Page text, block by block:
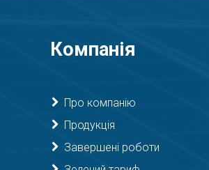
Компанія
Про компанію
Продукція
Завершені роботи